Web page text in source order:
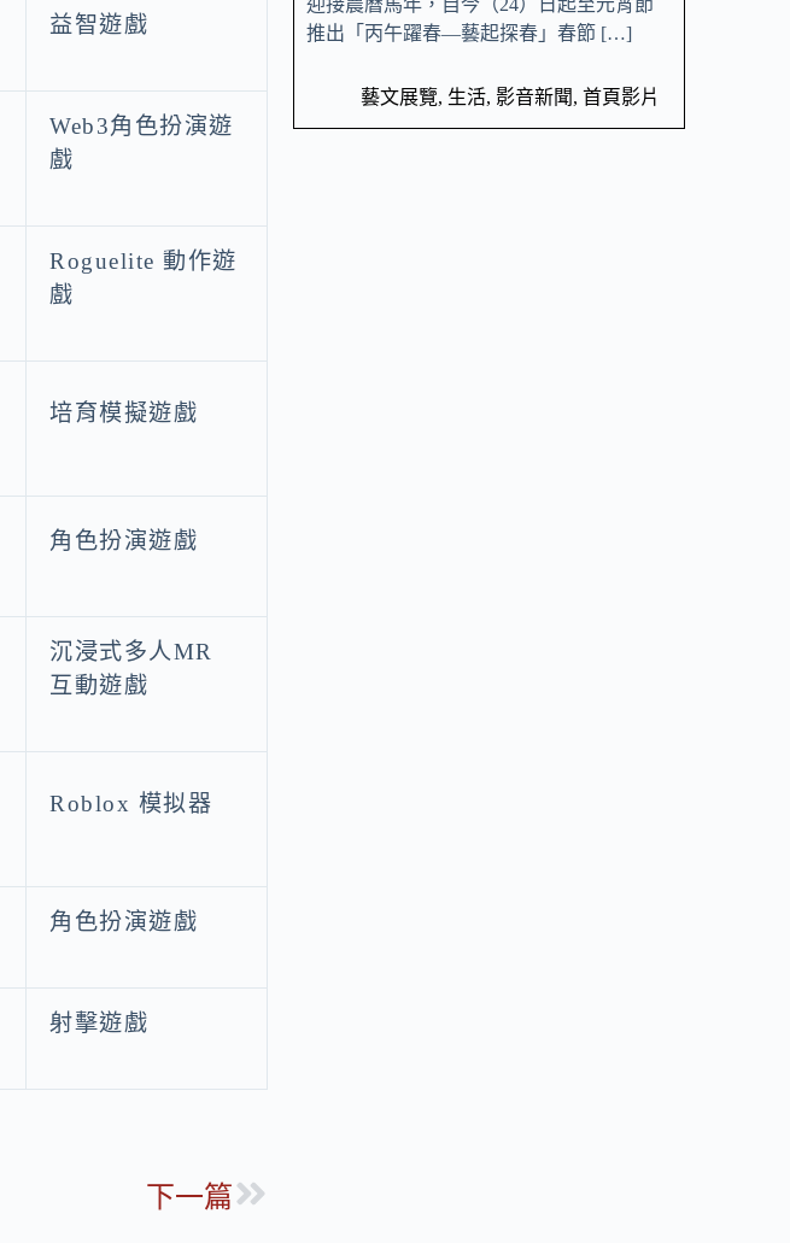
益智遊戲
Web3角色扮演遊
戲
Roguelite 動作遊
戲
培育模擬遊戲
角色扮演遊戲
沉浸式多人MR
互動遊戲
Roblox 模拟器
角色扮演遊戲
射擊遊戲
下一篇
迎接農曆馬年，自今（24）日起至元宵節
推出「丙午躍春—藝起探春」春節 […]
藝文展覽, 生活, 影音新聞, 首頁影片